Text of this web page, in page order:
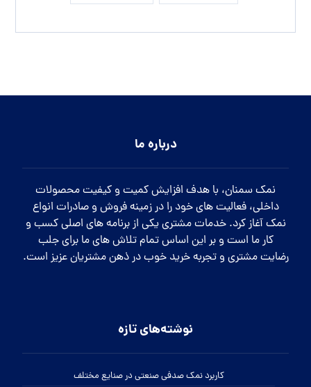
درباره ما
نمک سمنان، با هدف افزایش کمیت و کیفیت محصولات
داخلی، فعالیت های خود را در زمینه فروش و صادرات انواع
نمک آغاز کرد. خدمات مشتری یکی از برنامه های اصلی کسب و
کار ما است و بر این اساس تمام تلاش های ما برای جلب
رضایت مشتری و تجربه خرید خوب در ذهن مشتریان عزیز است.
نوشته‌های تازه
کاربرد نمک صدفی صنعتی در صنایع مختلف